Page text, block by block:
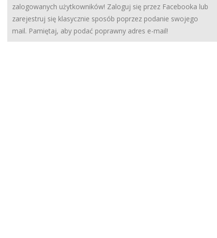
zalogowanych użytkowników! Zaloguj się przez Facebooka lub
zarejestruj się klasycznie sposób poprzez podanie swojego
mail. Pamiętaj, aby podać poprawny adres e-mail!